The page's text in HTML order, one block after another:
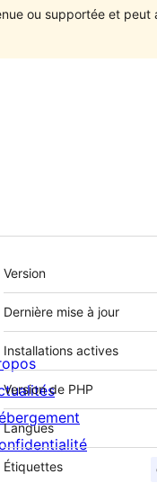
ou supportée et
Méta
Version
Dernière mise à jour
Installations actives
Version de PHP
Langues
Étiquettes